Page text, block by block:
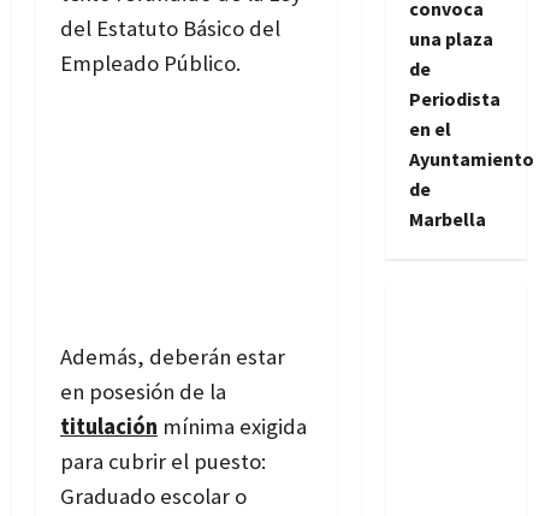
del Estatuto Básico del
Empleado Público.
Además, deberán estar
en posesión de la
titulación mínima exigida
para cubrir el puesto:
Graduado escolar o
convoca
una plaza
de
Periodista
en el
Ayuntamiento
de
Marbella